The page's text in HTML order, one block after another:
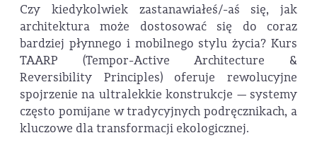
Czy kiedykolwiek zastanawiałeś/-aś się, jak
architektura może dostosować się do coraz
bardziej płynnego i mobilnego stylu życia? Kurs
TAARP (Tempor-Active Architecture &
Reversibility Principles) oferuje rewolucyjne
spojrzenie na ultralekkie konstrukcje — systemy
często pomijane w tradycyjnych podręcznikach, a
kluczowe dla transformacji ekologicznej.